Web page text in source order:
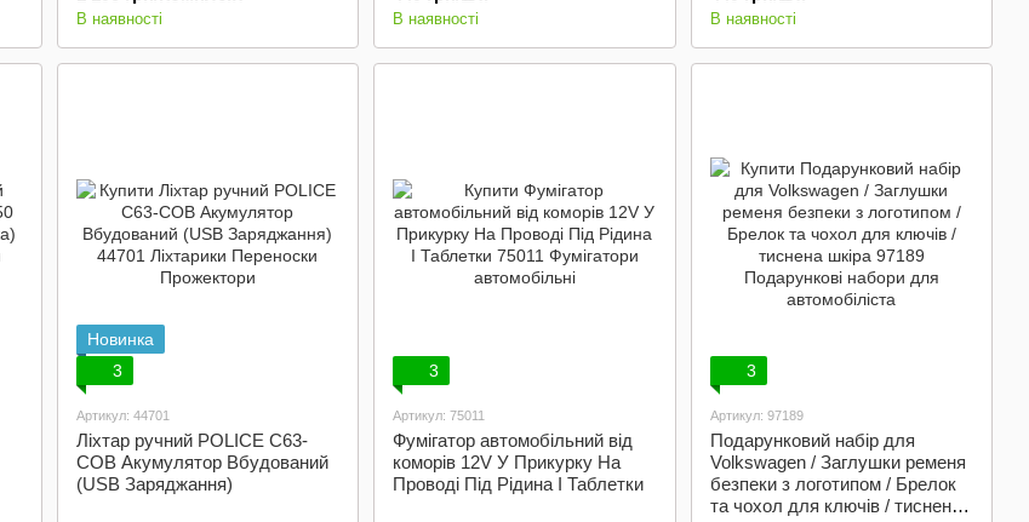
В наявності В наявності В наявності
Новинка
3
Артикул: 44701
Ліхтар ручний POLICE C63-
COB Акумулятор Вбудований
(USB Заряджання)
3
Артикул: 75011
Фумігатор автомобільний від
коморів 12V У Прикурку На
Проводі Під Рідина І Таблетки
3
Артикул: 97189
Подарунковий набір для
Volkswagen / Заглушки ременя
безпеки з логотипом / Брелок
та чохол для ключів / тиснена